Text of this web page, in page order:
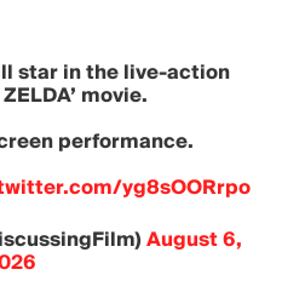
star in the live-action
movie.
performance.
yg8sOORrpo
August 6,